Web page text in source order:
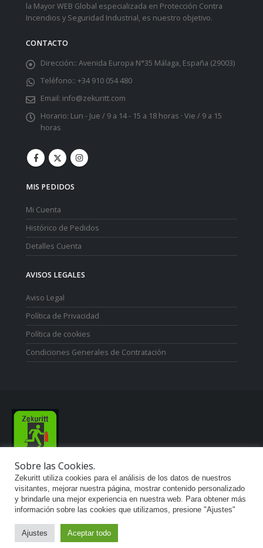
la Mayor WEB Global especializada en Protección Contra
Incendios y Seguridad Industrial, es nuestro objetivo.
CONTACTO
Dirección:: Avenida Europa N°35 Málaga, España (29003)
Teléfono:: +34 910 054 480
Email: info@zekuritt.com
Horario: Lun - Jue / 9 a 14 - 15 a 18 horas · Vie / 9 a 15
horas
MIS PEDIDOS
Mi Cuenta
Histórico de Pedidos
Detalles Cuenta
AVISOS LEGALES
Aviso Legal
Política de Privacidad
Política de cookies
Condiciones Generales de Contratación
Zekuritt TM; Copyright 2021. Derechos Reservados.
Sobre las Cookies.
Zekuritt utiliza cookies para el análisis de los datos de nuestros
visitantes, mejorar nuestra página, mostrar contenido personalizado
y brindarle una mejor experiencia en nuestra web. Para obtener más
información sobre las cookies que utilizamos, presione "Ajustes"
Ajustes Aceptar todo